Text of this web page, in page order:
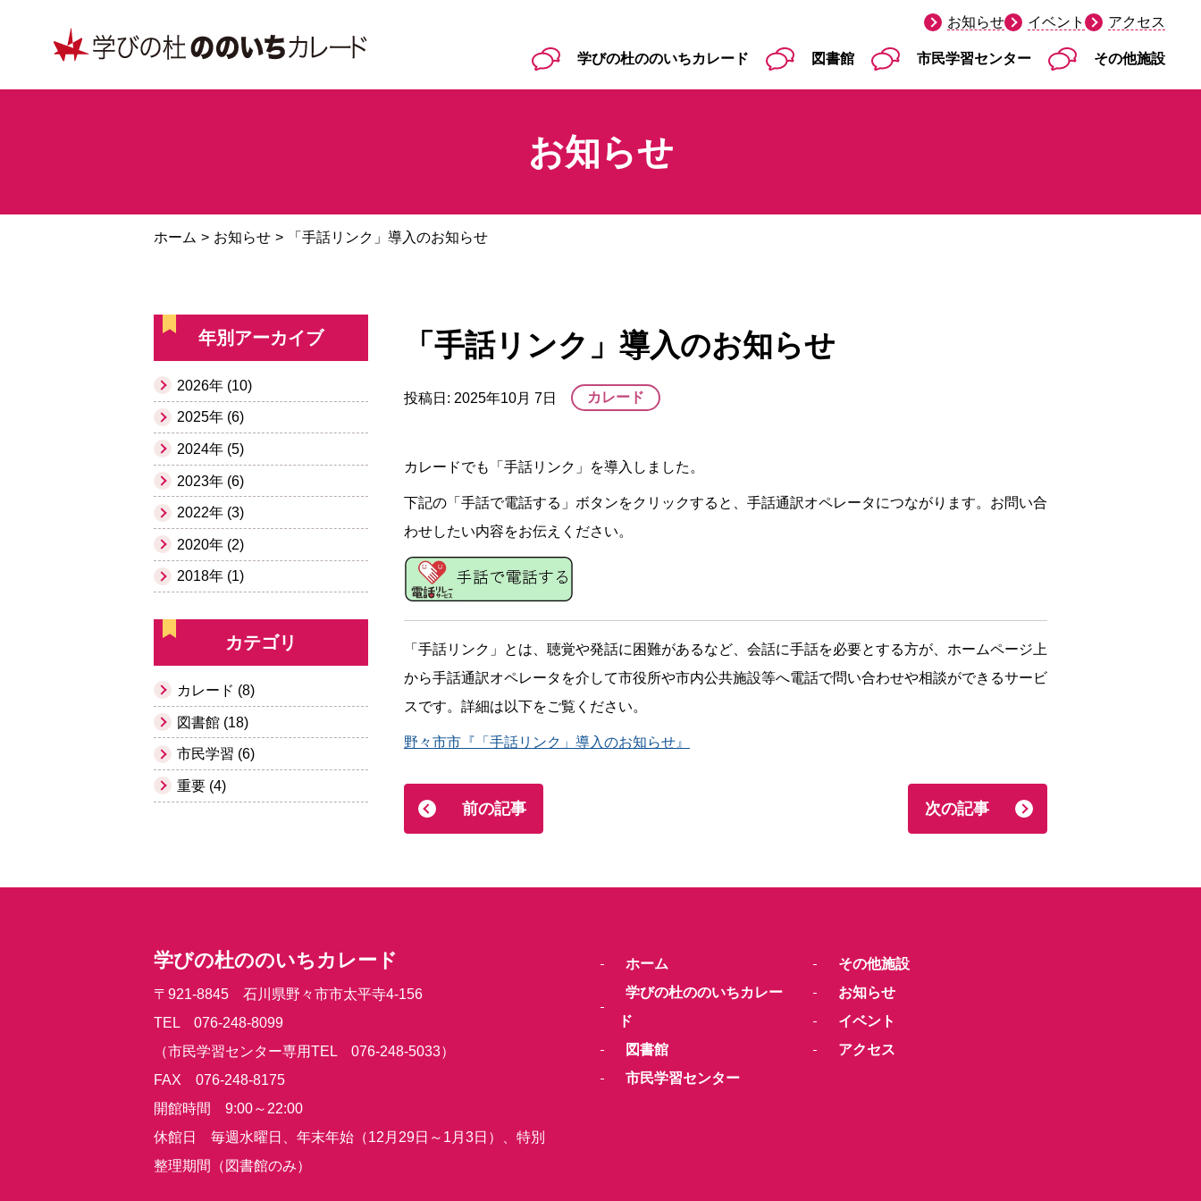
お知らせ イベント アクセス
学びの杜ののいちカレード 図書館 市民学習センター その他施設
お知らせ
ホーム お知らせ 「手話リンク」導入のお知らせ
年別アーカイブ
2026年 (10)
2025年 (6)
2024年 (5)
2023年 (6)
2022年 (3)
2020年 (2)
2018年 (1)
カテゴリ
カレード (8)
図書館 (18)
市民学習 (6)
重要 (4)
「手話リンク」導入のお知らせ
投稿日: 2025年10月 7日 カレード
カレードでも「手話リンク」を導入しました。
下記の「手話で電話する」ボタンをクリックすると、手話通訳オペレータにつながります。お問い合
わせしたい内容をお伝えください。
「手話リンク」とは、 聴覚や発話に困難があるなど、会話に手話を必要とする方が、ホームページ上
から手話通訳オペレータを介して市役所や市内公共施設等へ電話で問い合わせや相談ができるサービ
スです。詳細は以下をご覧ください。
野々市市『「手話リンク」導入のお知らせ』
前の記事 次の記事
学びの杜ののいちカレード
〒921-8845 石川県野々市市太平寺4-156
TEL 076-248-8099
（市民学習センター専用TEL 076-248-5033）
FAX 076-248-8175
開館時間 9:00～22:00
休館日 毎週水曜日、年末年始（12月29日～1月3日）、特別
整理期間（図書館のみ）
ホーム
学びの杜ののいちカレー
ド
図書館
市民学習センター
その他施設
お知らせ
イベント
アクセス